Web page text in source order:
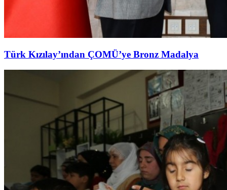
Türk Kızılay’ından ÇOMÜ’ye Bronz Madalya